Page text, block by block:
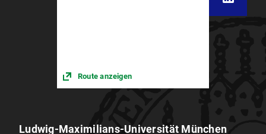
Route anzeigen
Ludwig-Maximilians-Universität München